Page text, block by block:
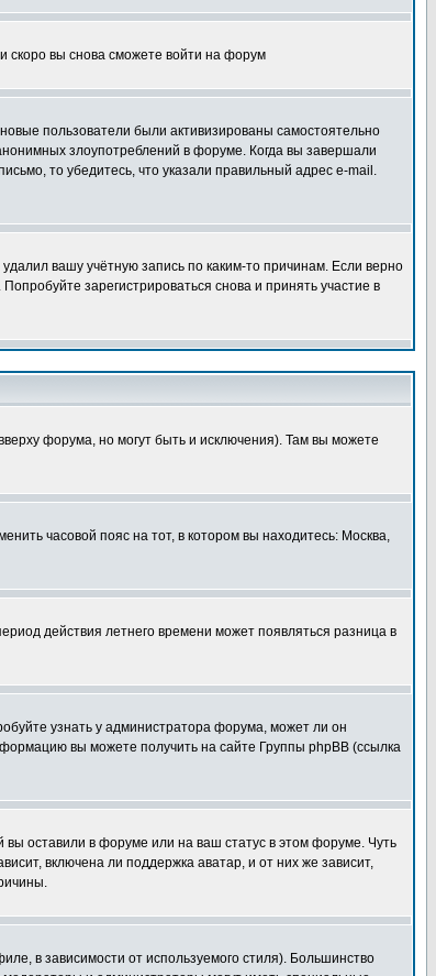
скоро вы снова сможете войти на форум
пользователи были активизированы самостоятельно
злоупотреблений в форуме. Когда вы завершали
то убедитесь, что указали правильный адрес e-mail.
вашу учётную запись по каким-то причинам. Если верно
зарегистрироваться снова и принять участие в
форума, но могут быть и исключения). Там вы можете
часовой пояс на тот, в котором вы находитесь: Москва,
действия летнего времени может появляться разница в
узнать у администратора форума, может ли он
вы можете получить на сайте Группы phpBB (ссылка
вы оставили в форуме или на ваш статус в этом форуме. Чуть
включена ли поддержка аватар, и от них же зависит,
в зависимости от используемого стиля). Большинство